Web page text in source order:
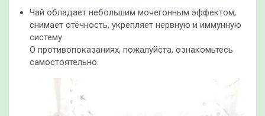
Чай обладает небольшим мочегонным эффектом,
снимает отёчность, укрепляет нервную и иммунную
систему.
О противопоказаниях, пожалуйста, ознакомьтесь
самостоятельно.